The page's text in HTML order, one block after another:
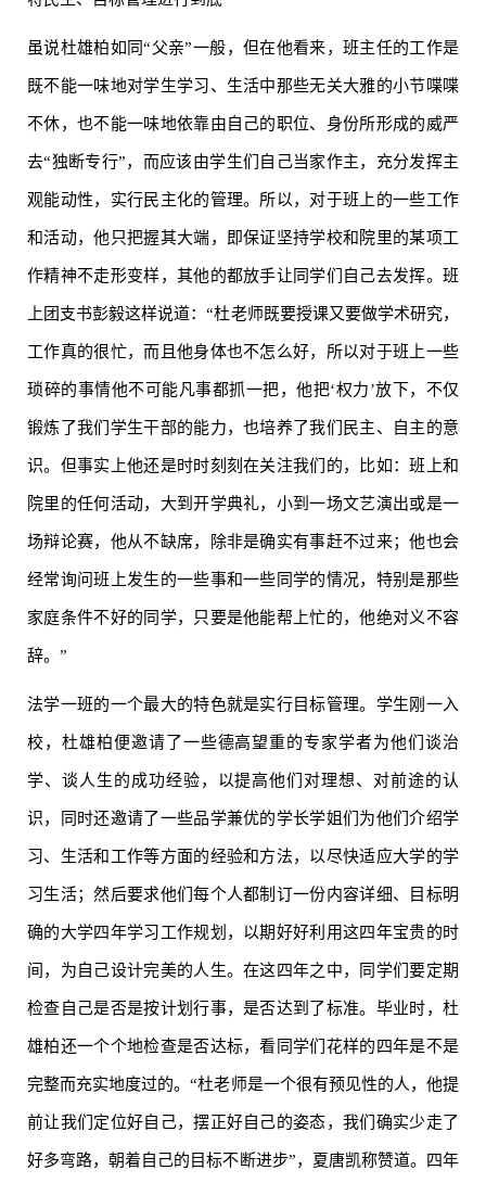
虽说杜雄柏如同“父亲”一般，但在他看来，班主任的工作是
既不能一味地对学生学习、生活中那些无关大雅的小节喋喋
不休，也不能一味地依靠由自己的职位、身份所形成的威严
去“独断专行”，而应该由学生们自己当家作主，充分发挥主
观能动性，实行民主化的管理。所以，对于班上的一些工作
和活动，他只把握其大端，即保证坚持学校和院里的某项工
作精神不走形变样，其他的都放手让同学们自己去发挥。班
上团支书彭毅这样说道：“杜老师既要授课又要做学术研究，
工作真的很忙，而且他身体也不怎么好，所以对于班上一些
琐碎的事情他不可能凡事都抓一把，他把‘权力’放下，不仅
锻炼了我们学生干部的能力，也培养了我们民主、自主的意
识。但事实上他还是时时刻刻在关注我们的，比如：班上和
院里的任何活动，大到开学典礼，小到一场文艺演出或是一
场辩论赛，他从不缺席，除非是确实有事赶不过来；他也会
经常询问班上发生的一些事和一些同学的情况，特别是那些
家庭条件不好的同学，只要是他能帮上忙的，他绝对义不容
辞。”
法学一班的一个最大的特色就是实行目标管理。学生刚一入
校，杜雄柏便邀请了一些德高望重的专家学者为他们谈治
学、谈人生的成功经验，以提高他们对理想、对前途的认
识，同时还邀请了一些品学兼优的学长学姐们为他们介绍学
习、生活和工作等方面的经验和方法，以尽快适应大学的学
习生活；然后要求他们每个人都制订一份内容详细、目标明
确的大学四年学习工作规划，以期好好利用这四年宝贵的时
间，为自己设计完美的人生。在这四年之中，同学们要定期
检查自己是否是按计划行事，是否达到了标准。毕业时，杜
雄柏还一个个地检查是否达标，看同学们花样的四年是不是
完整而充实地度过的。“杜老师是一个很有预见性的人，他提
前让我们定位好自己，摆正好自己的姿态，我们确实少走了
好多弯路，朝着自己的目标不断进步”，夏唐凯称赞道。四年